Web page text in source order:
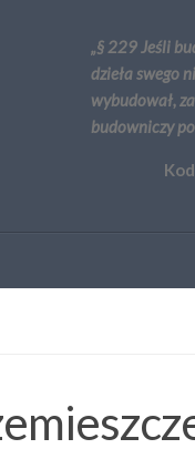
„§ 229 Jeśli
dzieła swego
wybudował,
budowniczy